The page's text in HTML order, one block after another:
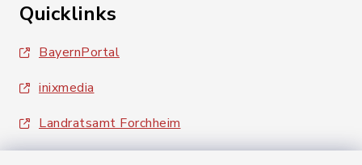
Quicklinks
BayernPortal
inixmedia
Landratsamt Forchheim